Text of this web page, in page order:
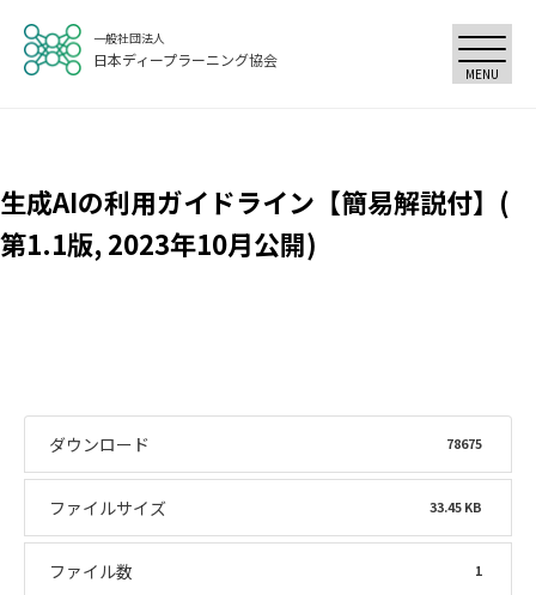
一般社団法人
日本ディープラーニング協会
MENU
生成AIの利用ガイドライン【簡易解説付】(
第1.1版, 2023年10月公開)
ダウンロード 78675
ファイルサイズ 33.45 KB
ファイル数 1